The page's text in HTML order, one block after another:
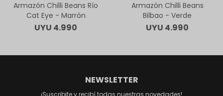
Armazón Chilli Beans Río
Cat Eye - Marrón
UYU 4.990
Armazón Chilli Beans
Bilbao - Verde
UYU 4.990
NEWSLETTER
¡Suscribite y recibí todas nuestras novedades!